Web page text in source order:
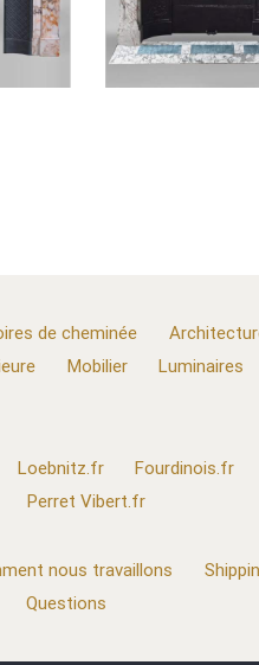
de cheminée
Mobilier Luminaires
Loebnitz.fr Fourdinois.fr
Perret Vibert.fr
nous travaillons
Questions